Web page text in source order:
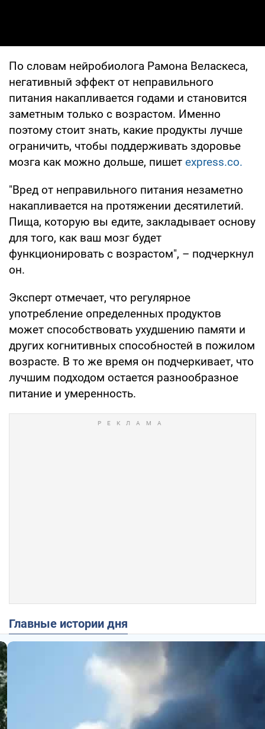
По словам нейробиолога Рамона Веласкеса,
негативный эффект от неправильного
питания накапливается годами и становится
заметным только с возрастом. Именно
поэтому стоит знать, какие продукты лучше
ограничить, чтобы поддерживать здоровье
мозга как можно дольше, пишет express.co.
"Вред от неправильного питания незаметно
накапливается на протяжении десятилетий.
Пища, которую вы едите, закладывает основу
для того, как ваш мозг будет
функционировать с возрастом", – подчеркнул
он.
Эксперт отмечает, что регулярное
употребление определенных продуктов
может способствовать ухудшению памяти и
других когнитивных способностей в пожилом
возрасте. В то же время он подчеркивает, что
лучшим подходом остается разнообразное
питание и умеренность.
Главные истории дня